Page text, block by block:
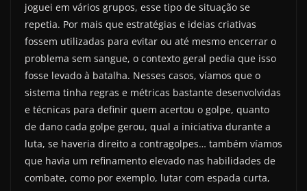
joguei em vários grupos, esse tipo de situação se
repetia. Por mais que estratégias e ideias criativas
fossem utilizadas para evitar ou até mesmo encerrar o
problema sem sangue, o contexto geral pedia que isso
fosse levado à batalha. Nesses casos, víamos que o
sistema tinha regras e métricas bastante desenvolvidas
e técnicas para definir quem acertou o golpe, quanto
de dano cada golpe gerou, qual a iniciativa durante a
luta, se haveria direito a contragolpes… também víamos
que havia um refinamento elevado nas habilidades de
combate, como por exemplo, lutar com espada curta,